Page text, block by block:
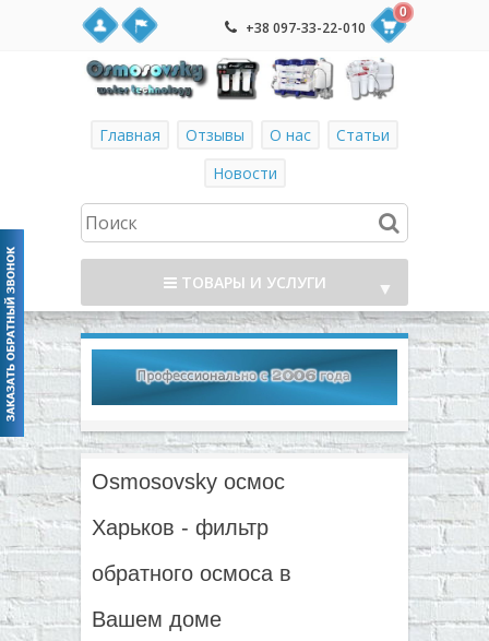
+38 097-33-22-010
0
Главная Отзывы О нас
Статьи
Новости
ТОВАРЫ И УСЛУГИ ▼
▼
▼
Osmosovsky осмос
Харьков - фильтр
обратного осмоса в
Вашем доме